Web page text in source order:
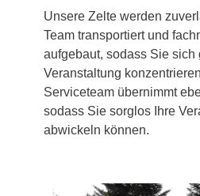
Unsere Zelte werden
Team transportiert und
aufgebaut, sodass Sie sich
Veranstaltung
Serviceteam übernimmt
sodass Sie sorglos Ihre
abwickeln können.